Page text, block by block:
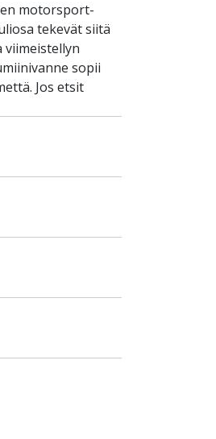
motorsport-
tekevät siitä
viimeistellyn
sopii
Jos etsit